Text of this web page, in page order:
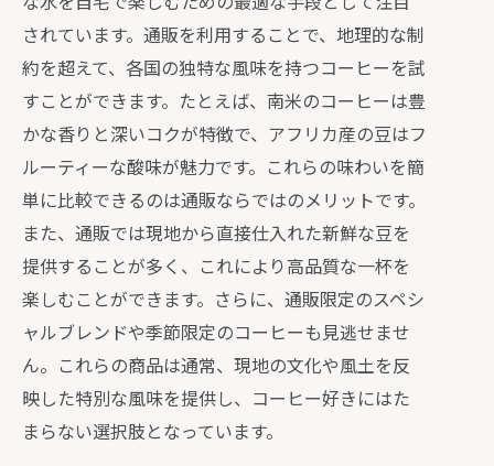
通販で実現する理想のコーヒータイム
多様な選択肢を持つ通販の魅力
リラックスタイムを通販で豊かにする方法
通販で作る心地よい空間
リラックスを促す商品選び
通販で手に入れる癒しのひととき
簡単に始められる通販の楽しみ
通販で自分だけのリトリートを作る
心を癒す通販の小物たち
通販で贅沢なひとときを楽しむためのヒン
ト
こだわりのコーヒーと水を選ぶ
されています。通販を利用することで、地理的な制
約を超えて、各国の独特な風味を持つコーヒーを試
すことができます。たとえば、南米のコーヒーは豊
かな香りと深いコクが特徴で、アフリカ産の豆はフ
ルーティーな酸味が魅力です。これらの味わいを簡
単に比較できるのは通販ならではのメリットです。
また、通販では現地から直接仕入れた新鮮な豆を
提供することが多く、これにより高品質な一杯を
楽しむことができます。さらに、通販限定のスペシ
ャルブレンドや季節限定のコーヒーも見逃せませ
ん。これらの商品は通常、現地の文化や風土を反
映した特別な風味を提供し、コーヒー好きにはた
まらない選択肢となっています。